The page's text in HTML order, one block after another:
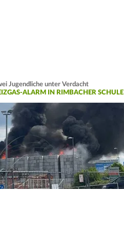
Jugendliche unter Verdacht
ALARM IN RIMBACHER SCHULE